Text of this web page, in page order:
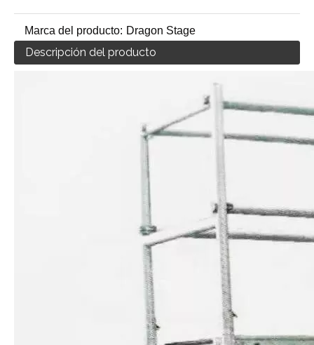
Marca del producto: Dragon Stage
Descripción del producto